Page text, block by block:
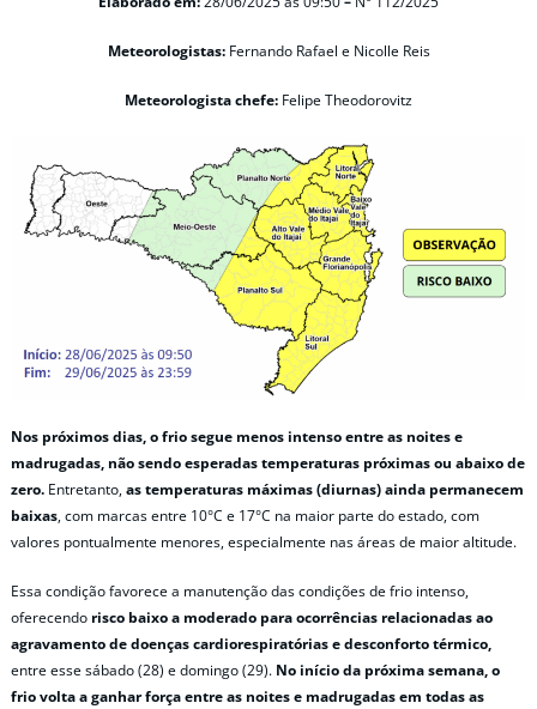
Meteorologistas:Fernando Rafael e Nicolle Reis
Meteorologista chefe: Felipe Theodorovitz
Nos próximos dias, o frio segue menos intenso entre as noites e
madrugadas, não sendo esperadas temperaturas próximas ou abaixo de
zero. Entretanto,as temperaturas máximas (diurnas) ainda permanecem
baixas, com marcas entre 10°C e 17°C na maior parte do estado, com
valores pontualmente menores, especialmente nas áreas de maior altitude.
Essa condição favorece a manutenção das condições de frio intenso,
oferecendo risco baixo a moderado para ocorrências relacionadas ao
agravamento de doenças cardiorespiratórias e desconforto térmico,
entre esse sábado (28) e domingo (29). No início da próxima semana, o
frio volta a ganhar força entre as noites e madrugadas em todas as